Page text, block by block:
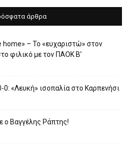
άρθρα
home» – Το «ευχαριστώ» στον
φιλικό με τον ΠΑΟΚ Β’
«Λευκή» ισοπαλία στο Καρπενήσι
ο Βαγγέλης Ράπτης!